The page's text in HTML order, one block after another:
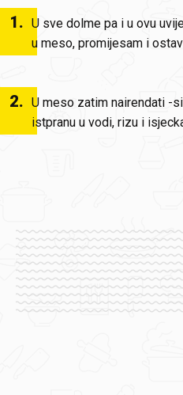
1. U sve dolme pa i u ovu
u meso, promijesam i
2. U meso zatim nairendati -
istpranu u vodi, rizu i